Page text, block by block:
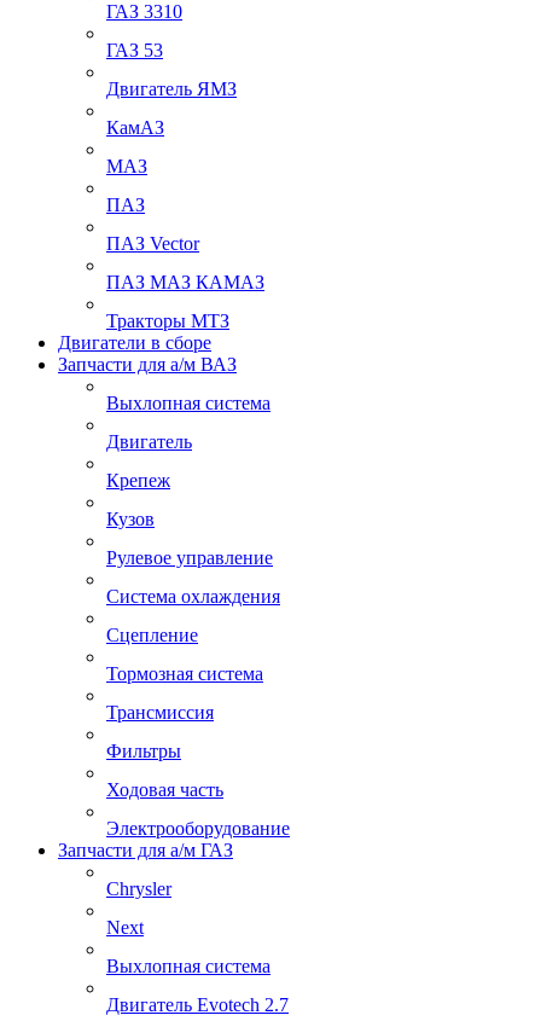
ГАЗ 3310
ГАЗ 53
Двигатель ЯМЗ
КамАЗ
МАЗ
ПАЗ
ПАЗ Vector
ПАЗ МАЗ КАМАЗ
Тракторы МТЗ
Двигатели в сборе
Запчасти для а/м ВАЗ
Выхлопная система
Двигатель
Крепеж
Кузов
Рулевое управление
Система охлаждения
Сцепление
Тормозная система
Трансмиссия
Фильтры
Ходовая часть
Электрооборудование
Запчасти для а/м ГАЗ
Chrysler
Next
Выхлопная система
Двигатель Evotech 2.7